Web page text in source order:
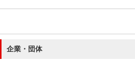
企業・団体